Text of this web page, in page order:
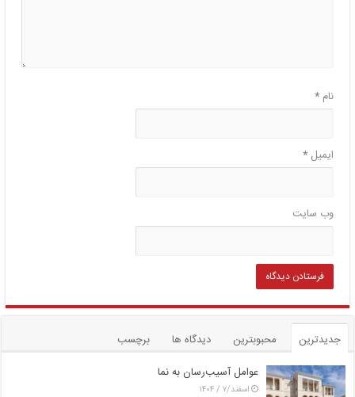
نام*
ایمیل*
وب‌ سایت
جدیدترین محبوبترین دیدگاه ها
برچسب
عوامل آسیب‌رسان به نما
اسفند/۷ / ۱۴۰۴